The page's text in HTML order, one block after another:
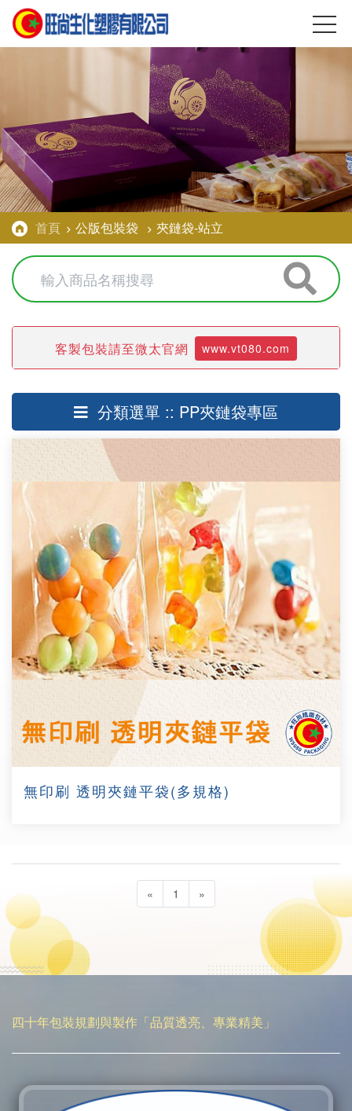
首頁 公版包裝袋 夾鏈袋-站立
客製包裝請至微太官網 www.vt080.com
分類選單 :: PP夾鏈袋專區
無印刷 透明夾鏈平袋(多規格)
« 1 »
四十年包裝規劃與製作「品質透亮、專業精美」